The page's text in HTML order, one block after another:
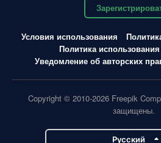
Условия использования
Политика
Уведомление об авторских
Copyright © 2010-2026 Freepik
защищены.
Pусский